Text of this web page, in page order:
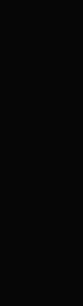
می‌کنند.
سنگین و
زغال روشن
قلیان‌های